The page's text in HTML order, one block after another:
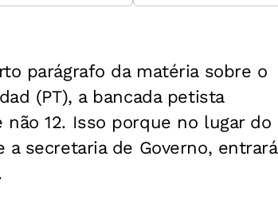
parágrafo da matéria sobre o
(PT), a bancada petista
não 12. Isso porque no lugar do
secretaria de Governo, entrará